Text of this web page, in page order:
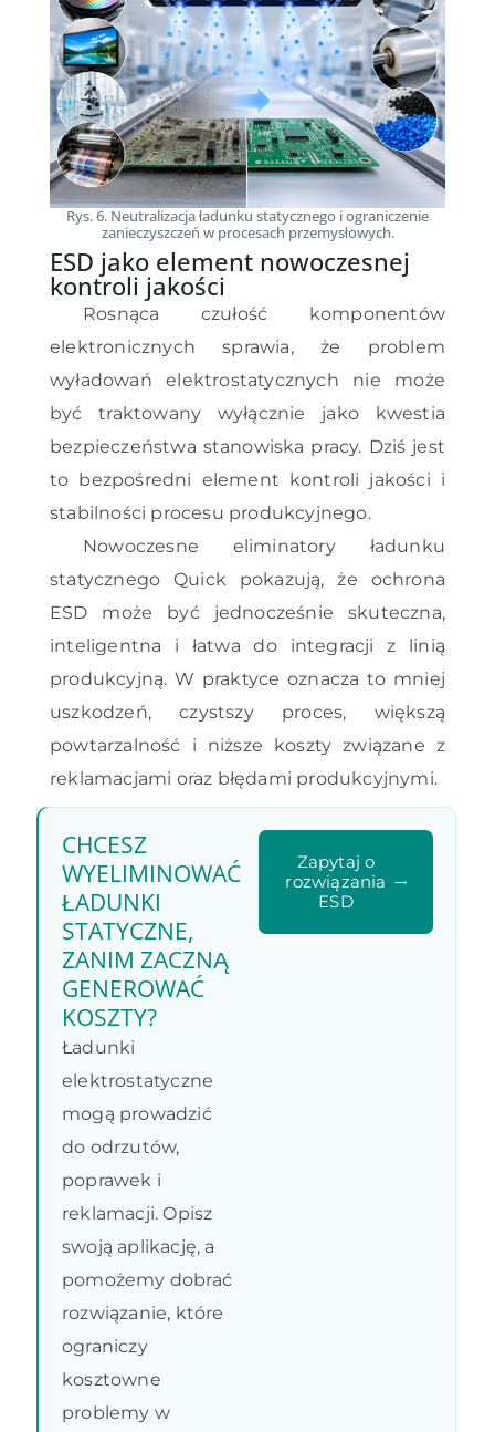
Rys. 6. Neutralizacja ładunku statycznego i ograniczenie
zanieczyszczeń w procesach przemysłowych.
ESD jako element nowoczesnej
kontroli jakości
Rosnąca czułość komponentów
elektronicznych sprawia, że problem
wyładowań elektrostatycznych nie może
być traktowany wyłącznie jako kwestia
bezpieczeństwa stanowiska pracy. Dziś jest
to bezpośredni element kontroli jakości i
stabilności procesu produkcyjnego.
Nowoczesne eliminatory ładunku
statycznego Quick pokazują, że ochrona
ESD może być jednocześnie skuteczna,
inteligentna i łatwa do integracji z linią
produkcyjną. W praktyce oznacza to mniej
uszkodzeń, czystszy proces, większą
powtarzalność i niższe koszty związane z
reklamacjami oraz błędami produkcyjnymi.
CHCESZ
WYELIMINOWAĆ
ŁADUNKI
STATYCZNE,
ZANIM ZACZNĄ
GENEROWAĆ
KOSZTY?
Ładunki
elektrostatyczne
mogą prowadzić
do odrzutów,
poprawek i
reklamacji. Opisz
swoją aplikację, a
pomożemy dobrać
rozwiązanie, które
ograniczy
kosztowne
problemy w
Zapytaj o
rozwiązania
ESD